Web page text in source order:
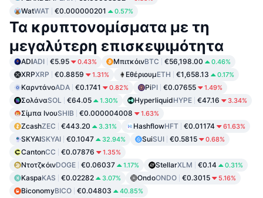
WatWAT €0.000000201 0.57%
Τα κρυπτονομίσματα με τη
μεγαλύτερη επισκεψιμότητα
ADIADI €5.95 0.43% ΜπιτκόινBTC €56,198.00 0.46%
XRPXRP €0.8859 1.31% ΕθέριουμETH €1,658.13 0.17%
ΚαρντάνοADA €0.1741 0.82% PiPI €0.07655 1.49%
ΣολάναSOL €64.05 1.30% HyperliquidHYPE €47.16 3.34%
Σίμπα ΙνουSHIB €0.000004008 1.63%
ZcashZEC €443.20 3.31% HashflowHFT €0.01174 61.63%
SKYAISKYAI €0.1047 32.94% SuiSUI €0.5815 0.68%
CantonCC €0.07876 1.35%
ΝτοτζκόινDOGE €0.06037 1.17% StellarXLM €0.14 0.31%
KaspaKAS €0.02282 3.07% OndoONDO €0.3015 5.16%
BiconomyBICO €0.04803 40.85%